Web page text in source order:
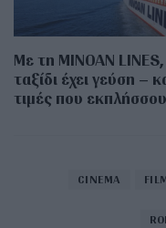
Με τη MINOAN
ταξίδι έχει γεύση –
τιμές που
CINEMA